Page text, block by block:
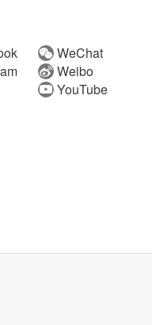
WeChat
Weibo
YouTube